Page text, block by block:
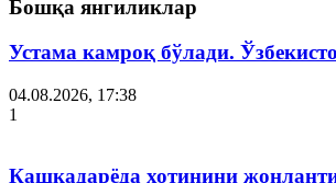
Бошқа янгиликлар
Устама камроқ бўлади.
04.08.2026, 17:38
1
Қашқадарёда хотинини